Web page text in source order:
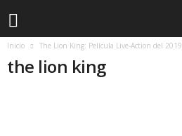
Inicio The Lion King: Película Live-Action del 2019
the lion king